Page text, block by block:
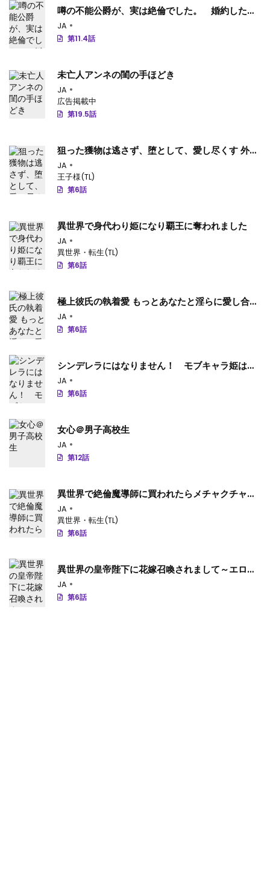
噂の不能公爵が、実は絶倫でした。 婚約したら
一晩中溺愛だなんて聞いていません！
JA
第11.4話
未亡人アンネの閨の手ほどき
JA
広告掲載中
第19.5話
狙った獲物は逃さず、堕として、愛し尽くす 外国
人彼のみだらな愛撫に溶かされて…
JA
王子様(TL)
第6話
異世界で身代わり姫になり覇王に奪われました
JA
異世界・転生(TL)
第6話
極上彼氏の執着愛 もっとあなたと淫らに愛し合い
たい…
JA
第6話
シンデレラにはなりません！ モブキャラ姫は淫
らな悪魔に魅入られて
JA
第6話
女心＠男子高校生
JA
第12話
異世界で絶倫魔導師に買われたらメチャクチャ溺
愛されています。
JA
異世界・転生(TL)
第6話
異世界の皇帝陛下に花嫁召喚されまして～エロ
ス・アリス～
JA
第6話